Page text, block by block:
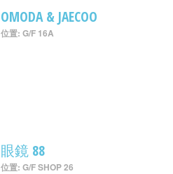
OMODA & JAECOO
位置: G/F 16A
眼鏡 88
位置: G/F SHOP 26